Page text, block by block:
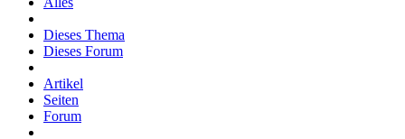
Dieses Thema
Dieses Forum
Artikel
Seiten
Forum